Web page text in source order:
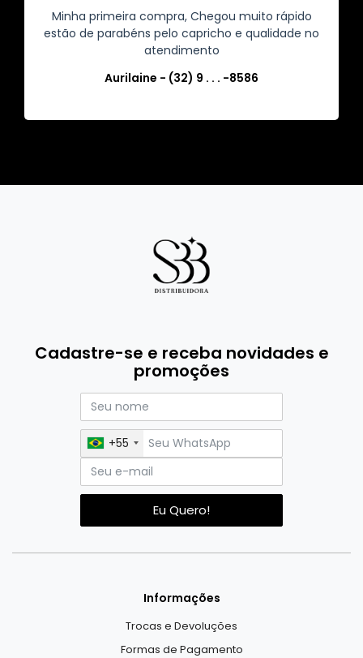
Minha primeira compra, Chegou muito rápido
estão de parabéns pelo capricho e qualidade no
atendimento
Aurilaine - (32) 9 . . . -8586
Cadastre-se e receba novidades e
promoções
+55
Eu Quero!
Informações
Trocas e Devoluções
Formas de Pagamento